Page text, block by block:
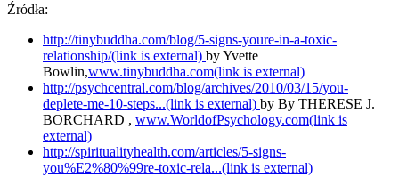
Źródła:
http://tinybuddha.com/blog/5-signs-youre-in-a-toxic-
relationship/(link is external) by Yvette
Bowlin,www.tinybuddha.com(link is external)
http://psychcentral.com/blog/archives/2010/03/15/you-
deplete-me-10-steps...(link is external) by By THERESE J.
BORCHARD , www.WorldofPsychology.com(link is
external)
http://spiritualityhealth.com/articles/5-signs-
you%E2%80%99re-toxic-rela...(link is external)